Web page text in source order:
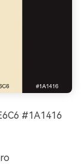
#1A1416